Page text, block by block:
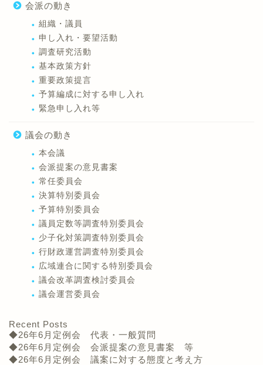
会派の動き
組織・議員
申し入れ・要望活動
調査研究活動
基本政策方針
重要政策提言
予算編成に対する申し入れ
緊急申し入れ等
議会の動き
本会議
会派提案の意見書案
常任委員会
決算特別委員会
予算特別委員会
議員定数等調査特別委員会
少子化対策調査特別委員会
行財政運営調査特別委員会
広域連合に関する特別委員会
議会改革調査検討委員会
議会運営委員会
Recent Posts
◆26年6月定例会 代表・一般質問
◆26年6月定例会 会派提案の意見書案 等
◆26年6月定例会 議案に対する態度と考え方